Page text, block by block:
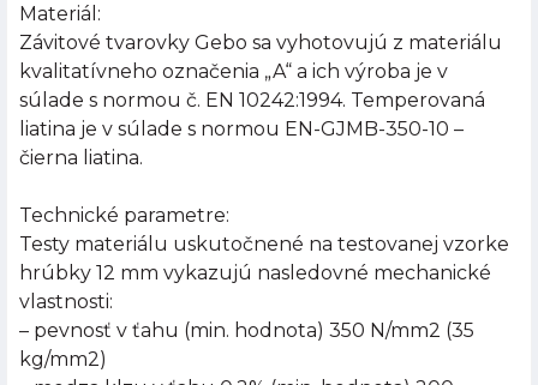
Materiál:
Závitové tvarovky Gebo sa vyhotovujú z materiálu
kvalitatívneho označenia „A“ a ich výroba je v
súlade s normou č. EN 10242:1994. Temperovaná
liatina je v súlade s normou EN-GJMB-350-10 –
čierna liatina.
Technické parametre:
Testy materiálu uskutočnené na testovanej vzorke
hrúbky 12 mm vykazujú nasledovné mechanické
vlastnosti:
– pevnosť v ťahu (min. hodnota) 350 N/mm2 (35
kg/mm2)